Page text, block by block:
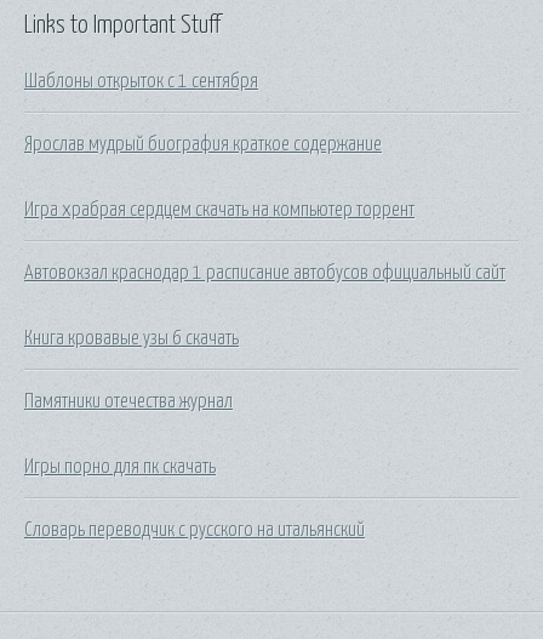
Links to Important Stuff
Шаблоны открыток с 1 сентября
Ярослав мудрый биография краткое содержание
Игра храбрая сердцем скачать на компьютер торрент
Автовокзал краснодар 1 расписание автобусов официальный сайт
Книга кровавые узы 6 скачать
Памятники отечества журнал
Игры порно для пк скачать
Словарь переводчик с русского на итальянский